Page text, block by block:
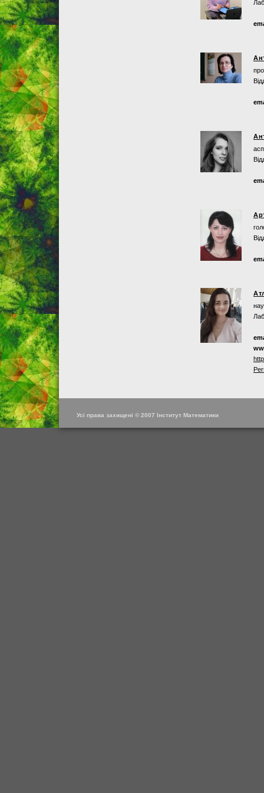
Усі права захищені © 2007 Інститут Математики